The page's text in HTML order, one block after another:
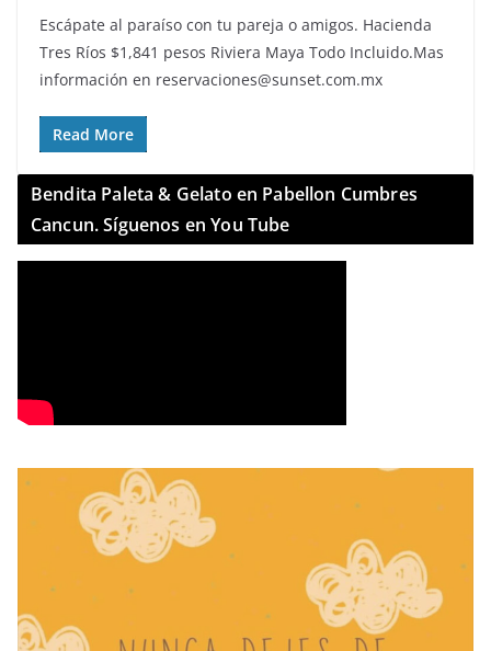
Escápate al paraíso con tu pareja o amigos. Hacienda
Tres Ríos $1,841 pesos Riviera Maya Todo Incluido.Mas
información en reservaciones@sunset.com.mx
Read More
Bendita Paleta & Gelato en Pabellon Cumbres
Cancun. Síguenos en You Tube